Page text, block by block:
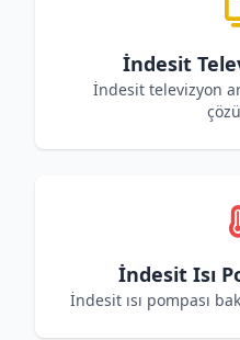
İndesit
İndesit televizyon
İndesit Isı
İndesit ısı pompası